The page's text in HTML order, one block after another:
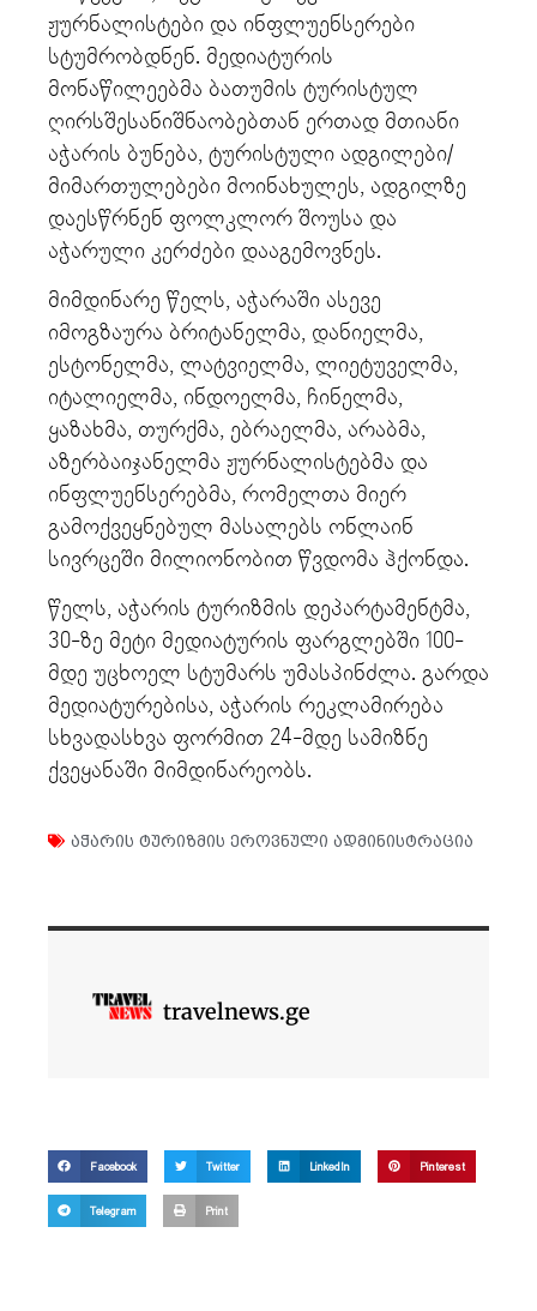
ჟურნალისტები და ინფლუენსერები
სტუმრობდნენ. მედიატურის
მონაწილეებმა ბათუმის ტურისტულ
ღირსშესანიშნაობებთან ერთად მთიანი
აჭარის ბუნება, ტურისტული ადგილები/
მიმართულებები მოინახულეს, ადგილზე
დაესწრნენ ფოლკლორ შოუსა და
აჭარული კერძები დააგემოვნეს.
მიმდინარე წელს, აჭარაში ასევე
იმოგზაურა ბრიტანელმა, დანიელმა,
ესტონელმა, ლატვიელმა, ლიეტუველმა,
იტალიელმა, ინდოელმა, ჩინელმა,
ყაზახმა, თურქმა, ებრაელმა, არაბმა,
აზერბაიჯანელმა ჟურნალისტებმა და
ინფლუენსერებმა, რომელთა მიერ
გამოქვეყნებულ მასალებს ონლაინ
სივრცეში მილიონობით წვდომა ჰქონდა.
წელს, აჭარის ტურიზმის დეპარტამენტმა,
30-ზე მეტი მედიატურის ფარგლებში 100-
მდე უცხოელ სტუმარს უმასპინძლა. გარდა
მედიატურებისა, აჭარის რეკლამირება
სხვადასხვა ფორმით 24-მდე სამიზნე
ქვეყანაში მიმდინარეობს.
აჭარის ტურიზმის ეროვნული ადმინისტრაცია
travelnews.ge
Facebook Twitter LinkedIn Pinterest
Telegram Print